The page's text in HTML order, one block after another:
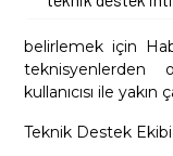
belirlemek için
kullanıcısı ile yakın
Teknik Destek Ekibi